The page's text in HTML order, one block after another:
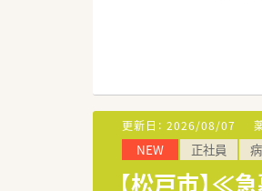
■施設内
■草津や
■定時が
■とても
■定着率
≪業務内
■入院患
更新日： 2026/08/07
NEW 正社員
【松戸市】≪